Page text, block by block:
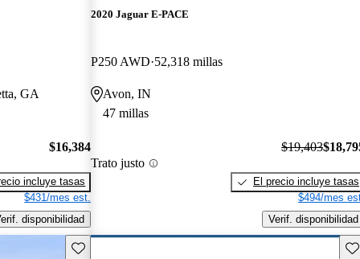
GA
$16,384
incluye tasas
$431/mes est.
disponibilidad
2020 Jaguar E-PACE
P250 AWD 52,318 millas
Avon, IN
47 millas
Trato justo
$19,403
El precio incluye tasas
$494/mes
Verif. disponibilidad
Guarda este Aviso